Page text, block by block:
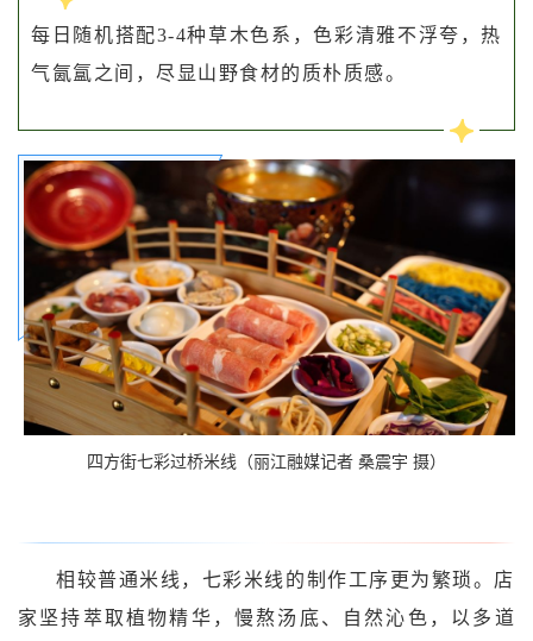
每日随机搭配3-4种草木色系，色彩清雅不浮夸，热
气氤氲之间，尽显山野食材的质朴质感。
四方街七彩过桥米线（丽江融媒记者 桑震宇 摄）
相较普通米线，七彩米线的制作工序更为繁琐。店
家坚持萃取植物精华，慢熬汤底、自然沁色，以多道